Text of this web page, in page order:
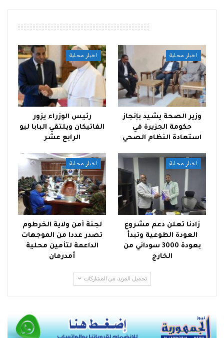
اخبار محلية
وزير الصحة يشيد بإنجاز
حكومة الجزيرة في
استعادة النظام الصحي
اخبار محلية
رئيس الوزراء يزور
الفاتيكان ويلتقي البابا ليو
الرابع عشر
اخبار محلية
زادنا تعلن دعم مشروع
العودة الطوعية وتبدأ
بعودة 3000 سوداني من
الخارج
اخبار محلية
لجنة أمن ولاية الخرطوم
تصدر عددا من الموجهات
الداعمة لتأمين محلية
أمدرمان
تحميل المزيد من المشاركات